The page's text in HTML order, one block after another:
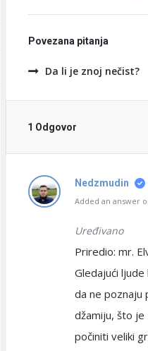
Povezana pitanja
Da li je znoj nečist?
1 Odgovor
Nedzmudin
Added an answer
Uređivano
Priredio: mr.
Gledajući
da ne poznaju
džamiju, što je
počiniti veliki